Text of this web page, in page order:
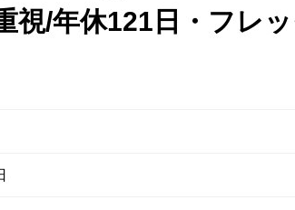
視/年休121日・フレ